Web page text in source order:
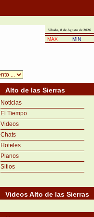
Sábado, 8 de Agosto de 2026
MAX MIN
Alto de las Sierras
Noticias
El Tiempo
Videos
Chats
Hoteles
Planos
Sitios
Videos Alto de las Sierras